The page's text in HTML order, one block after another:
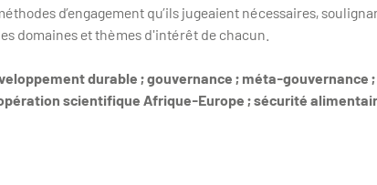
d’engagement qu’ils jugeaient nécessaires,
domaines et thèmes d'intérêt de chacun.
durable ; gouvernance ; méta-gouvernance
scientifique Afrique-Europe ; sécurité